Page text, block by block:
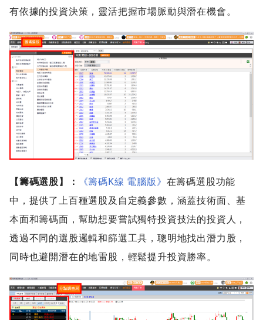
有依據的投資決策，靈活把握市場脈動與潛在機會。
【籌碼選股】： 《籌碼K線 電腦版》 在籌碼選股功能
中，提供了上百種選股及自定義參數，涵蓋技術面、基
本面和籌碼面，幫助想要嘗試獨特投資技法的投資人，
透過不同的選股邏輯和篩選工具，聰明地找出潛力股，
同時也避開潛在的地雷股，輕鬆提升投資勝率。